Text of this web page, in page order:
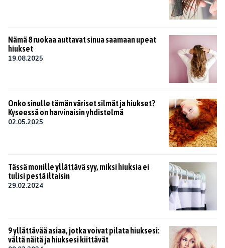
Nämä 8 ruokaa auttavat sinua saamaan upeat
hiukset
19.08.2025
Onko sinulle tämän väriset silmät ja hiukset?
Kyseessä on harvinaisin yhdistelmä
02.05.2025
Tässä monille yllättävä syy, miksi hiuksia ei
tulisi pestä iltaisin
29.02.2024
9 yllättävää asiaa, jotka voivat pilata hiuksesi:
vältä näitä ja hiuksesi kiittävät